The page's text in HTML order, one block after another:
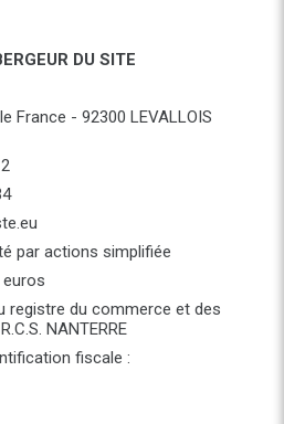
DU SITE
France - 92300 LEVALLOIS
par actions simplifiée
euros
registre du commerce et des
NANTERRE
fiscale :